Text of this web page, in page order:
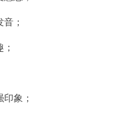
；
象；